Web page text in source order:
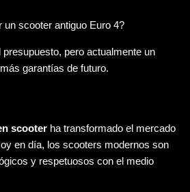
un scooter antiguo Euro 4?
presupuesto, pero actualmente un
garantías de futuro.
scooter ha transformado el mercado
en día, los scooters modernos son
y respetuosos con el medio